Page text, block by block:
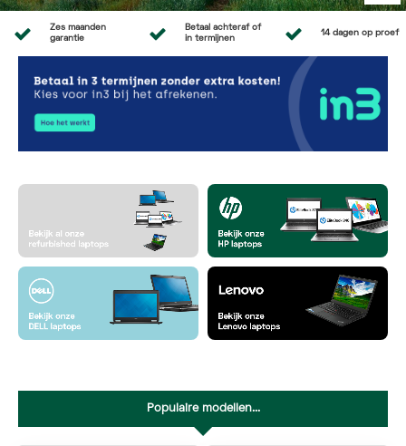
Zes maanden
garantie
Betaal achteraf of
in termijnen
14 dagen op proef
Populaire modellen...